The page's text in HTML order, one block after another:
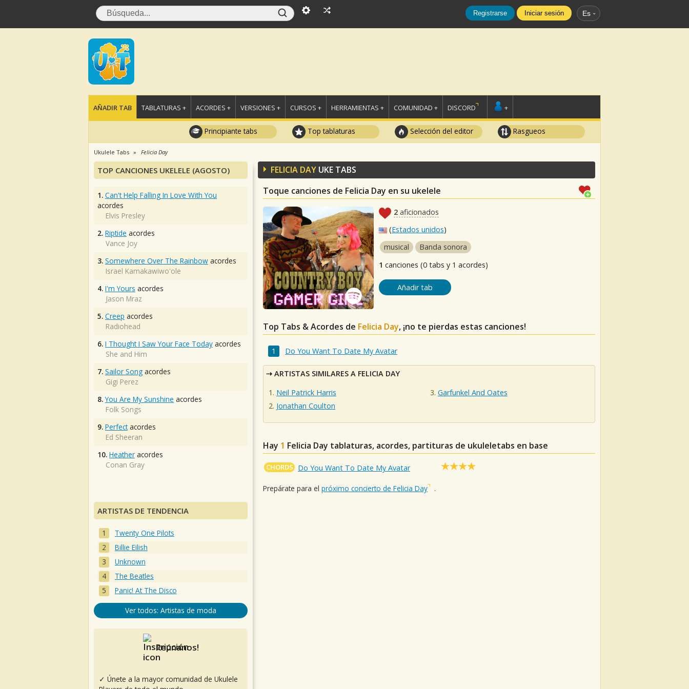
Registrarse Iniciar sesión Es
AÑADIR TAB TABLATURAS + ACORDES + VERSIONES + CURSOS + HERRAMIENTAS + COMUNIDAD + DISCORD +
Principiante tabs Top tablaturas Selección del editor Rasgueos
Ukulele Tabs Felicia Day
FELICIA DAY UKE TABS
Toque canciones de Felicia Day en su ukelele
2 aficionados
(Estados unidos)
musical
Banda sonora
1 canciones (0 tabs y 1 acordes)
Añadir tab
Top Tabs & Acordes de Felicia Day, ¡no te pierdas estas canciones!
Do You Want To Date My Avatar
ARTISTAS SIMILARES A FELICIA DAY
Neil Patrick Harris
Jonathan Coulton
Garfunkel And Oates
Hay 1 Felicia Day tablaturas, acordes, partituras de ukuleletabs en base
CHORDS Do You Want To Date My Avatar
Prepárate para el próximo concierto de Felicia Day .
TOP CANCIONES UKELELE (AGOSTO)
1. Can't Help Falling In Love With You
acordes
Elvis Presley
2. Riptide acordes
Vance Joy
3. Somewhere Over The Rainbow acordes
Israel Kamakawiwo'ole
4. I'm Yours acordes
Jason Mraz
5. Creep acordes
Radiohead
6. I Thought I Saw Your Face Today acordes
She and Him
7. Sailor Song acordes
Gigi Perez
8. You Are My Sunshine acordes
Folk Songs
9. Perfectacordes
Ed Sheeran
10. Heather acordes
Conan Gray
ARTISTAS DE TENDENCIA
Twenty One Pilots
Billie Eilish
Unknown
The Beatles
Panic! At The Disco
Ver todos: Artistas de moda
Reúnanos!
✓ Únete a la mayor comunidad de Ukulele